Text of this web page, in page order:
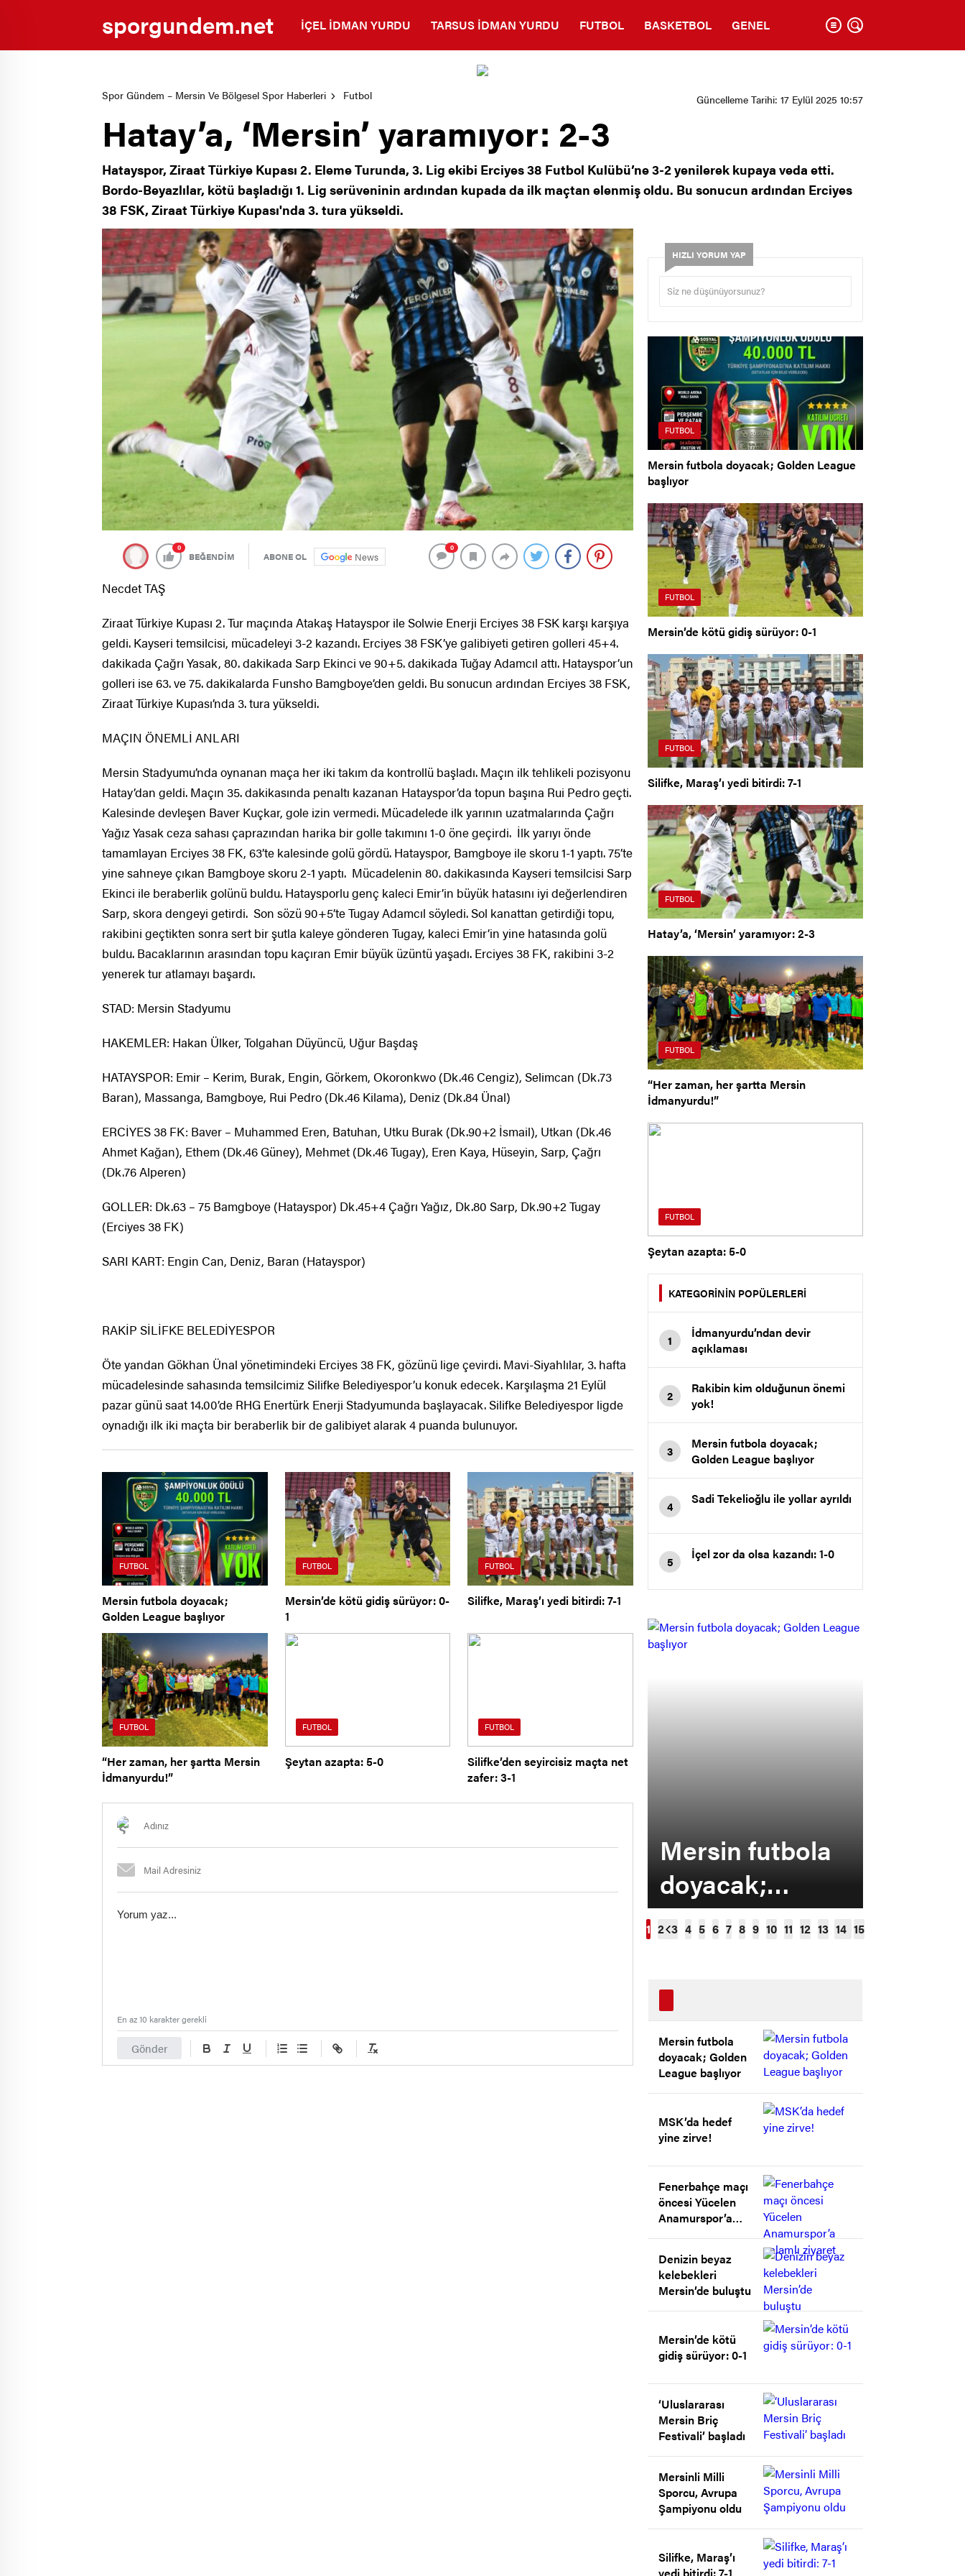
sporgundem.net İÇEL İDMAN YURDU TARSUS İDMAN YURDU FUTBOL BASKETBOL GENEL
Spor Gündem – Mersin Ve Bölgesel Spor Haberleri Futbol Güncelleme Tarihi: 17 Eylül 2025 10:57
Hatay’a, ‘Mersin’ yaramıyor: 2-3
Hatayspor, Ziraat Türkiye Kupası 2. Eleme Turunda, 3. Lig ekibi Erciyes 38 Futbol Kulübü’ne 3-2 yenilerek kupaya veda etti.
Bordo-Beyazlılar, kötü başladığı 1. Lig serüveninin ardından kupada da ilk maçtan elenmiş oldu. Bu sonucun ardından Erciyes
38 FSK, Ziraat Türkiye Kupası'nda 3. tura yükseldi.
0
BEĞENDİM ABONE OL News
0
Necdet TAŞ
Ziraat Türkiye Kupası 2. Tur maçında Atakaş Hatayspor ile Solwie Enerji Erciyes 38 FSK karşı karşıya
geldi. Kayseri temsilcisi, mücadeleyi 3-2 kazandı. Erciyes 38 FSK’ye galibiyeti getiren golleri 45+4.
dakikada Çağrı Yasak, 80. dakikada Sarp Ekinci ve 90+5. dakikada Tuğay Adamcıl attı. Hatayspor’un
golleri ise 63. ve 75. dakikalarda Funsho Bamgboye’den geldi. Bu sonucun ardından Erciyes 38 FSK,
Ziraat Türkiye Kupası’nda 3. tura yükseldi.
MAÇIN ÖNEMLİ ANLARI
Mersin Stadyumu’nda oynanan maça her iki takım da kontrollü başladı. Maçın ilk tehlikeli pozisyonu
Hatay’dan geldi. Maçın 35. dakikasında penaltı kazanan Hatayspor’da topun başına Rui Pedro geçti.
Kalesinde devleşen Baver Kuçkar, gole izin vermedi. Mücadelede ilk yarının uzatmalarında Çağrı
Yağız Yasak ceza sahası çaprazından harika bir golle takımını 1-0 öne geçirdi. İlk yarıyı önde
tamamlayan Erciyes 38 FK, 63’te kalesinde golü gördü. Hatayspor, Bamgboye ile skoru 1-1 yaptı. 75’te
yine sahneye çıkan Bamgboye skoru 2-1 yaptı. Mücadelenin 80. dakikasında Kayseri temsilcisi Sarp
Ekinci ile beraberlik golünü buldu. Hataysporlu genç kaleci Emir’in büyük hatasını iyi değerlendiren
Sarp, skora dengeyi getirdi. Son sözü 90+5’te Tugay Adamcıl söyledi. Sol kanattan getirdiği topu,
rakibini geçtikten sonra sert bir şutla kaleye gönderen Tugay, kaleci Emir’in yine hatasında golü
buldu. Bacaklarının arasından topu kaçıran Emir büyük üzüntü yaşadı. Erciyes 38 FK, rakibini 3-2
yenerek tur atlamayı başardı.
STAD: Mersin Stadyumu
HAKEMLER: Hakan Ülker, Tolgahan Düyüncü, Uğur Başdaş
HATAYSPOR: Emir – Kerim, Burak, Engin, Görkem, Okoronkwo (Dk.46 Cengiz), Selimcan (Dk.73
Baran), Massanga, Bamgboye, Rui Pedro (Dk.46 Kilama), Deniz (Dk.84 Ünal)
ERCİYES 38 FK: Baver – Muhammed Eren, Batuhan, Utku Burak (Dk.90+2 İsmail), Utkan (Dk.46
Ahmet Kağan), Ethem (Dk.46 Güney), Mehmet (Dk.46 Tugay), Eren Kaya, Hüseyin, Sarp, Çağrı
(Dk.76 Alperen)
GOLLER: Dk.63 – 75 Bamgboye (Hatayspor) Dk.45+4 Çağrı Yağız, Dk.80 Sarp, Dk.90+2 Tugay
(Erciyes 38 FK)
SARI KART: Engin Can, Deniz, Baran (Hatayspor)
RAKİP SİLİFKE BELEDİYESPOR
Öte yandan Gökhan Ünal yönetimindeki Erciyes 38 FK, gözünü lige çevirdi. Mavi-Siyahlılar, 3. hafta
mücadelesinde sahasında temsilcimiz Silifke Belediyespor’u konuk edecek. Karşılaşma 21 Eylül
pazar günü saat 14.00’de RHG Enertürk Enerji Stadyumunda başlayacak. Silifke Belediyespor ligde
oynadığı ilk iki maçta bir beraberlik bir de galibiyet alarak 4 puanda bulunuyor.
FUTBOL
Mersin futbola doyacak;
Golden League başlıyor
FUTBOL
Mersin’de kötü gidiş sürüyor: 0-
1
FUTBOL
Silifke, Maraş’ı yedi bitirdi: 7-1
FUTBOL
“Her zaman, her şartta Mersin
İdmanyurdu!”
FUTBOL
Şeytan azapta: 5-0
FUTBOL
Silifke’den seyircisiz maçta net
zafer: 3-1
Gönder
En az 10 karakter gerekli
HIZLI YORUM YAP
FUTBOL
Mersin futbola doyacak; Golden League
başlıyor
FUTBOL
Mersin’de kötü gidiş sürüyor: 0-1
FUTBOL
Silifke, Maraş’ı yedi bitirdi: 7-1
FUTBOL
Hatay’a, ‘Mersin’ yaramıyor: 2-3
FUTBOL
“Her zaman, her şartta Mersin
İdmanyurdu!”
FUTBOL
Şeytan azapta: 5-0
KATEGORİNİN POPÜLERLERİ
1
İdmanyurdu’ndan devir
açıklaması
2
Rakibin kim olduğunun önemi
yok!
3
Mersin futbola doyacak;
Golden League başlıyor
4 Sadi Tekelioğlu ile yollar ayrıldı
5 İçel zor da olsa kazandı: 1-0
Mersin futbola
doyacak;
Golden League
Mersin futbola
doyacak; Golden
League başlıyor
MSK’da hedef
yine zirve!
Fenerbahçe maçı
öncesi Yücelen
Anamurspor’a
Denizin beyaz
kelebekleri
Mersin’de buluştu
Mersin’de kötü
gidiş sürüyor: 0-1
‘Uluslararası
Mersin Briç
Festivali’ başladı
Mersinli Milli
Sporcu, Avrupa
Şampiyonu oldu
Silifke, Maraş’ı